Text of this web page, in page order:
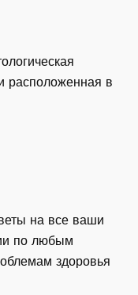
расположенная в
на все ваши
по любым
здоровья